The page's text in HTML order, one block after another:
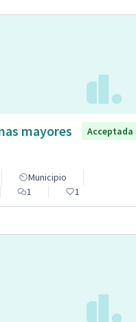
mayores Acceptada
Municipio
1 1